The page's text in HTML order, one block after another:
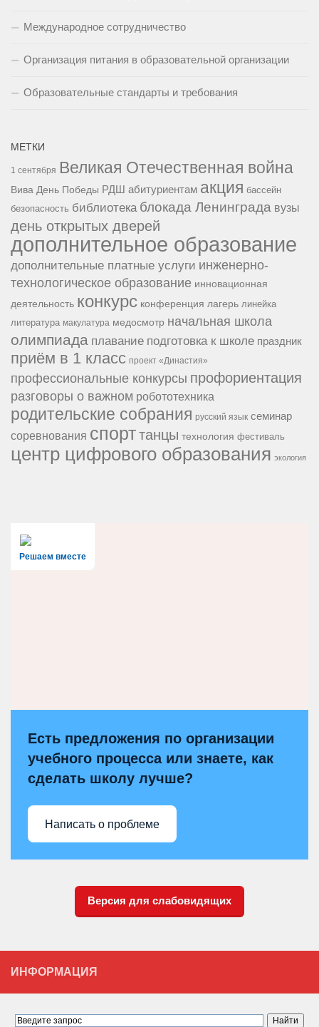
Международное сотрудничество
Организация питания в образовательной организации
Образовательные стандарты и требования
МЕТКИ
1 сентября Великая Отечественная война
Вива День Победы РДШ абитуриентам акция бассейн
безопасность библиотека блокада Ленинграда вузы
день открытых дверей
дополнительное образование
дополнительные платные услуги инженерно-
технологическое образование инновационная
деятельность конкурс конференция лагерь линейка
литература макулатура медосмотр начальная школа
олимпиада плавание подготовка к школе праздник
приём в 1 класс проект «Династия»
профессиональные конкурсы профориентация
разговоры о важном робототехника
родительские собрания русский язык семинар
соревнования спорттанцы технология фестиваль
центр цифрового образования экология
Решаем вместе
Есть предложения по организации
учебного процесса или знаете, как
сделать школу лучше?
Написать о проблеме
Версия для слабовидящих
ИНФОРМАЦИЯ